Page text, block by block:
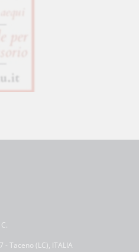
Taceno (LC), ITALIA